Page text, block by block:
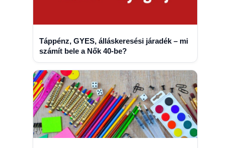
Táppénz, GYES, álláskeresési járadék – mi
számít bele a Nők 40-be?